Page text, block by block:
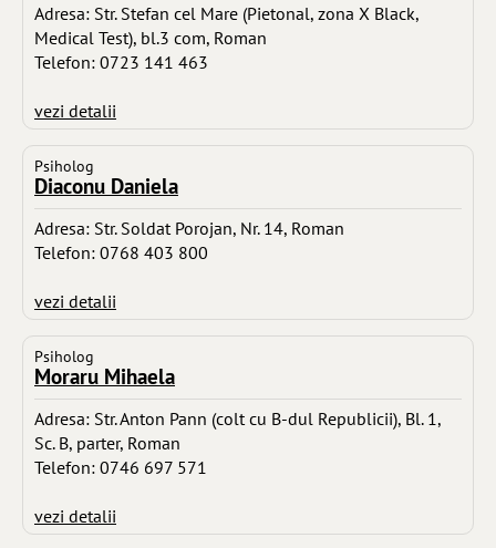
Adresa: Str. Stefan cel Mare (Pietonal, zona X Black,
Medical Test), bl.3 com, Roman
Telefon: 0723 141 463
vezi detalii
Psiholog
Diaconu Daniela
Adresa: Str. Soldat Porojan, Nr. 14, Roman
Telefon: 0768 403 800
vezi detalii
Psiholog
Moraru Mihaela
Adresa: Str. Anton Pann (colt cu B-dul Republicii), Bl. 1,
Sc. B, parter, Roman
Telefon: 0746 697 571
vezi detalii